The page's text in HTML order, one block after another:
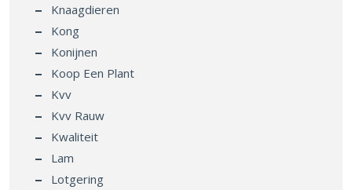
Knaagdieren
Kong
Konijnen
Koop Een Plant
Kvv
Kvv Rauw
Kwaliteit
Lam
Lotgering